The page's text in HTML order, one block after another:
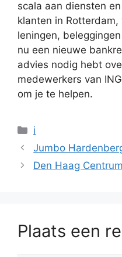
scala aan diensten
klanten in
leningen,
nu een nieuwe
advies nodig hebt
medewerkers van
om je te helpen.
Categorieën
i
Jumbo
Den Haag
Plaats een